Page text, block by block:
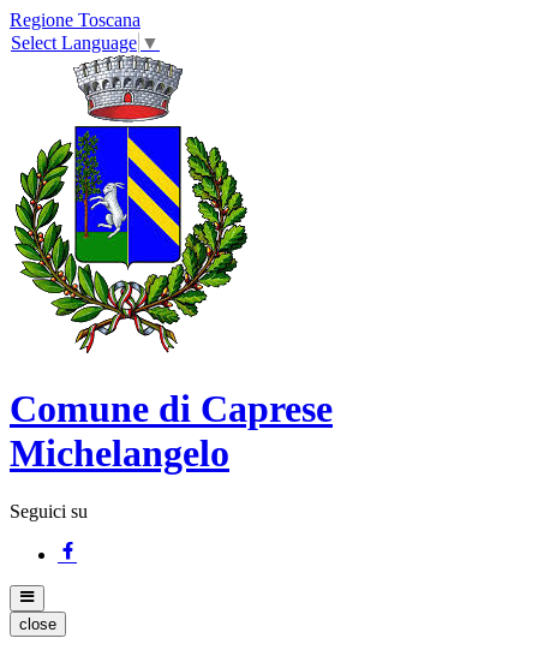
Regione Toscana
Select Language ▼
Comune di Caprese
Michelangelo
Seguici su
close